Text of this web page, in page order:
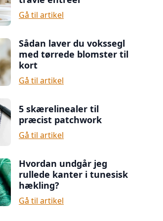
Gå til artikel
Sådan laver du vokssegl
med tørrede blomster til
kort
Gå til artikel
5 skærelinealer til
præcist patchwork
Gå til artikel
Hvordan undgår jeg
rullede kanter i tunesisk
hækling?
Gå til artikel